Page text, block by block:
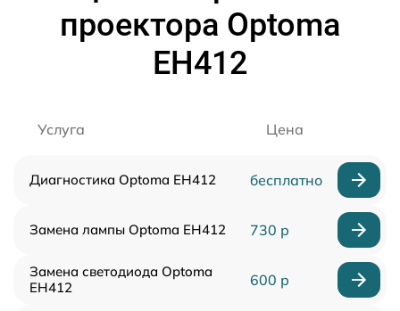
проектора Optoma
EH412
Услуга Цена
Диагностика Optoma EH412 бесплатно
Замена лампы Optoma EH412 730 р
Замена светодиода Optoma
EH412
600 р